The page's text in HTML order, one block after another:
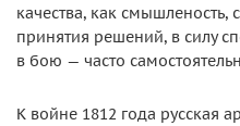
качества, как смышленость,
принятия решений, в силу
в бою — часто
К войне 1812 года русская